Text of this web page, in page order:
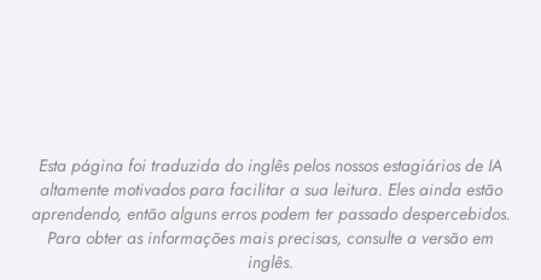
Esta página foi traduzida do inglês pelos nossos estagiários de IA
altamente motivados para facilitar a sua leitura. Eles ainda estão
aprendendo, então alguns erros podem ter passado despercebidos.
Para obter as informações mais precisas, consulte a versão em
inglês.